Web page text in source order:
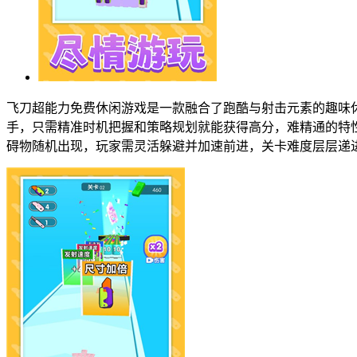
飞刀超能力免费休闲游戏是一款融合了跑酷与射击元素的趣
手，只需精准时机把握和策略规划就能获得高分，难精通的
碍物随机出现，玩家需灵活躲避并加速前进，关卡难度层层递